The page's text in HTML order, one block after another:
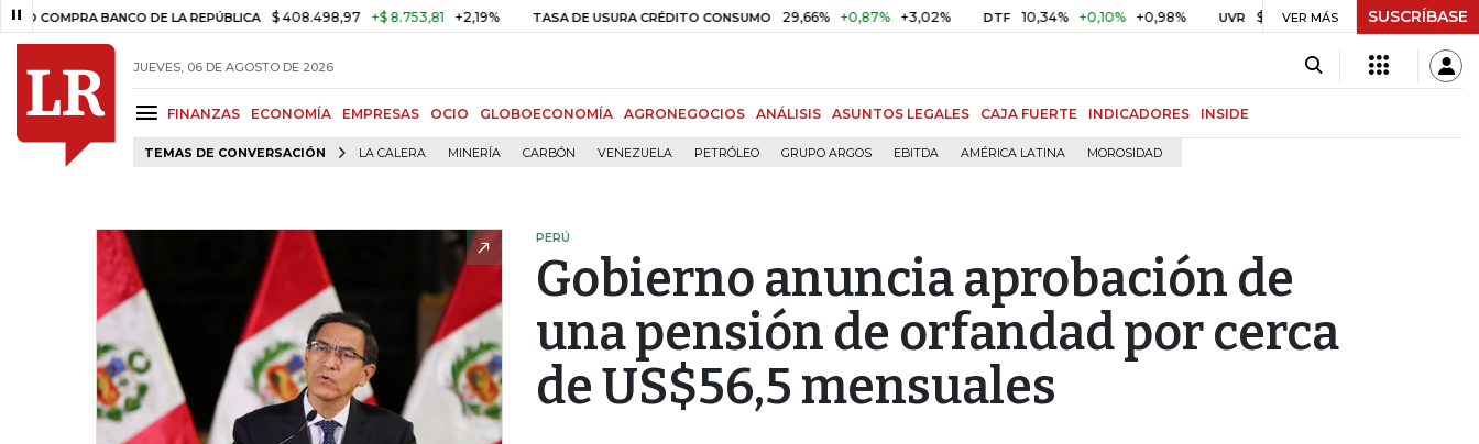
BANCO DE LA REPÚBLICA $ 408.498,97 +$ 8.753,81 +2,19% TASA DE USURA CRÉDITO CONSUMO 29,66% +0,87% +3,02% DTF 10,34% +0,10% +0,98% UVR $ 416,86 +$ 0,05 +0,01% BITCOIN
VER MÁS SUSCRÍBASE
JUEVES, 06 DE AGOSTO DE 2026
FINANZAS ECONOMÍA EMPRESAS OCIO GLOBOECONOMÍA AGRONEGOCIOS ANÁLISIS ASUNTOS LEGALES CAJA FUERTE INDICADORES INSIDE
TEMAS DE CONVERSACIÓN LA CALERA MINERÍA CARBÓN VENEZUELA PETRÓLEO GRUPO ARGOS EBITDA AMÉRICA LATINA MOROSIDAD
PERÚ
Gobierno anuncia aprobación de
una pensión de orfandad por cerca
de US$56,5 mensuales